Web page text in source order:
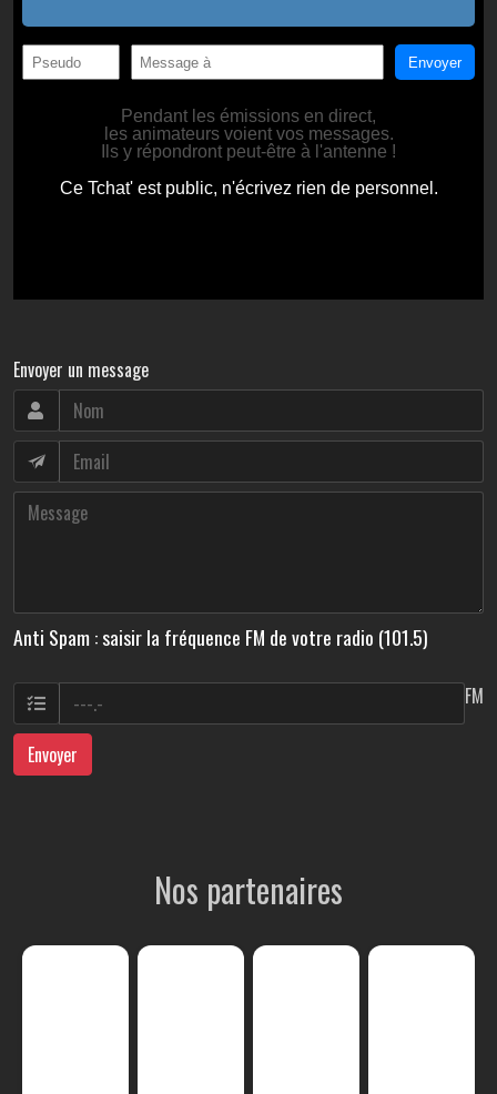
Envoyer un message
Anti Spam : saisir la fréquence FM de votre radio (101.5)
FM
Envoyer
Nos partenaires